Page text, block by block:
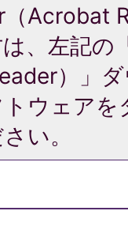
（Acrobat
、左記の
）」
ウェア
い。